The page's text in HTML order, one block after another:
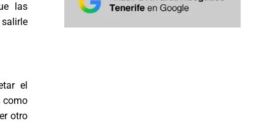
las
el
como
otro